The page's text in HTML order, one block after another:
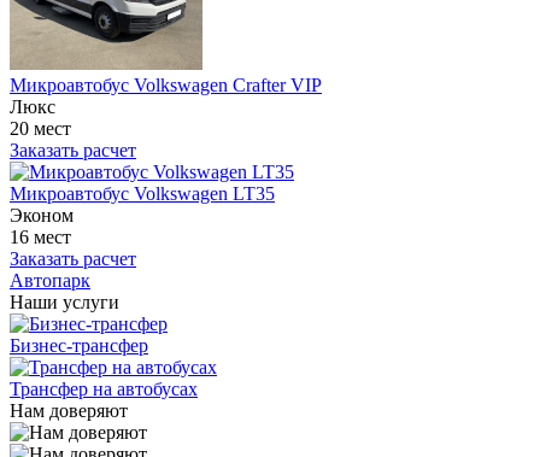
Микроавтобус Volkswagen Crafter VIP
Люкс
20 мест
Заказать расчет
Микроавтобус Volkswagen LT35
Эконом
16 мест
Заказать расчет
Автопарк
Наши услуги
Бизнес-трансфер
Трансфер на автобусах
Нам доверяют